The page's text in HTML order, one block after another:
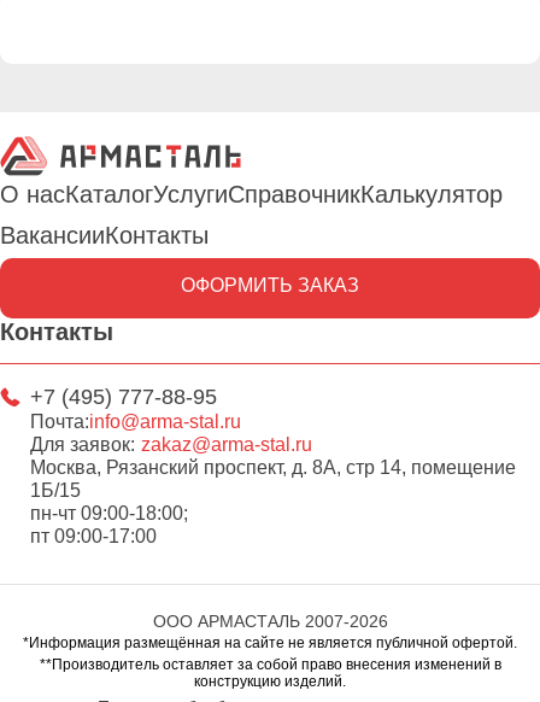
О насКаталогУслугиСправочникКалькулятор
ВакансииКонтакты
ОФОРМИТЬ ЗАКАЗ
Контакты
+7 (495) 777-88-95
Почта:info@arma-stal.ru
Для заявок: zakaz@arma-stal.ru
Москва, Рязанский проспект, д. 8А, стр 14, помещение
1Б/15
пн-чт 09:00-18:00;
пт 09:00-17:00
ООО АРМАСТАЛЬ 2007-2026
*Информация размещённая на сайте не является публичной офертой.
**Производитель оставляет за собой право внесения изменений в
конструкцию изделий.